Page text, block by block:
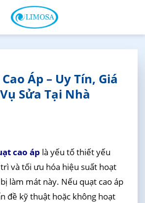
Áp – Uy Tín, Giá
Sửa Tại Nhà
cao áp là yếu tố thiết yếu
và tối ưu hóa hiệu suất hoạt
làm mát này. Nếu quạt cao áp
đề kỹ thuật hoặc không hoạt